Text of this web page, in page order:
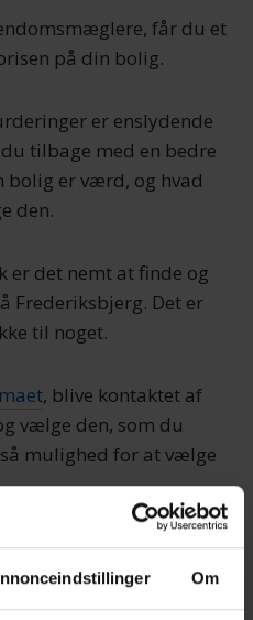
Om
får du et
på din bolig.
er enslydende
tilbage med en bedre
bolig er værd, og hvad
den.
er det nemt at finde og
Frederiksbjerg. Det er
til noget.
, blive kontaktet af
vælge den, som du
mulighed for at vælge